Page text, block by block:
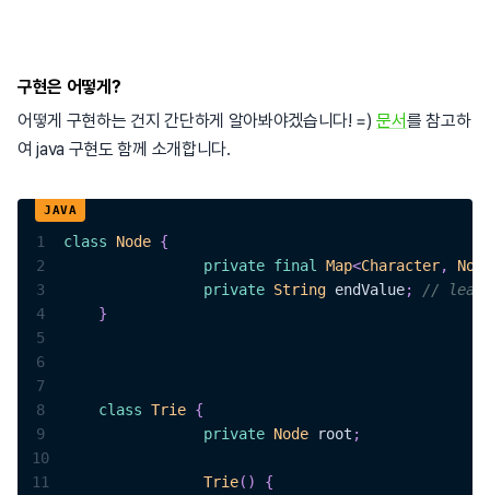
구현은 어떻게?
어떻게 구현하는 건지 간단하게 알아봐야겠습니다! =)문서를 참고하
여 java 구현도 함께 소개합니다.
1 class Node {
2
private final Map<Character,
3
private String endValue;
// leaf
4
}
5
6
7
8
class Trie {
9
private Node root ;
10
11
Trie( ) {